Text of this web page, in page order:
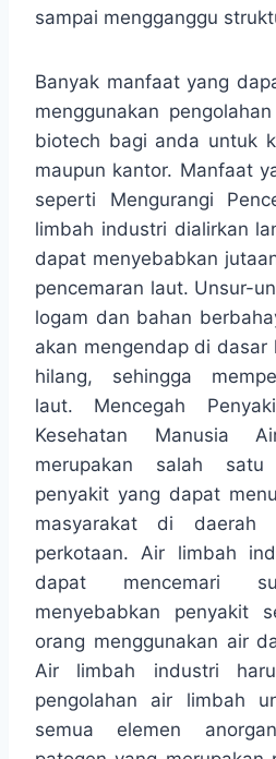
sampai mengganggu
Banyak manfaat yang
menggunakan
biotech bagi anda untuk
maupun kantor. Manfaat
seperti Mengurangi
limbah industri dialirkan
dapat menyebabkan
pencemaran laut. Unsur-
logam dan bahan
akan mengendap di
hilang, sehingga
laut. Mencegah
Kesehatan Manusia
merupakan salah
penyakit yang dapat
masyarakat di daerah
perkotaan. Air limbah
dapat mencemari
menyebabkan penyakit
orang menggunakan air
Air limbah industri
pengolahan air limbah
semua elemen